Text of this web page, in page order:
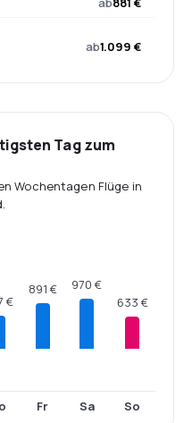
ab1.099 €
Tag zum
Wochentagen Flüge in
€
891 €
Fr
970 €
Sa
633 €
So